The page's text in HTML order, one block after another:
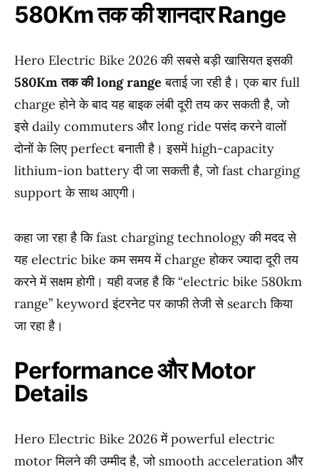
580Km तक की शानदार Range
Hero Electric Bike 2026 की सबसे बड़ी खासियत इसकी
580Km तक की long range बताई जा रही है। एक बार full
charge होने के बाद यह बाइक लंबी दूरी तय कर सकती है, जो
इसे daily commuters और long ride पसंद करने वालों
दोनों के लिए perfect बनाती है। इसमें high-capacity
lithium-ion battery दी जा सकती है, जो fast charging
support के साथ आएगी।
कहा जा रहा है कि fast charging technology की मदद से
यह electric bike कम समय में charge होकर ज्यादा दूरी तय
करने में सक्षम होगी। यही वजह है कि “electric bike 580km
range” keyword इंटरनेट पर काफी तेजी से search किया
जा रहा है।
Performance और Motor
Details
Hero Electric Bike 2026 में powerful electric
motor मिलने की उम्मीद है, जो smooth acceleration और